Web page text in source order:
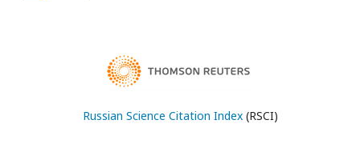
Russian Science Citation Index(RSCI)